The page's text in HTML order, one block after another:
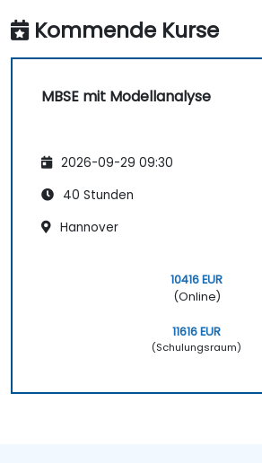
Bestandteil des effektiven MBSE-
Arbeitsprozesses.
Kommende Kurse
MBSE mit Modellanalyse
2026-09-29 09:30
40 Stunden
Hannover
10416 EUR
(Online)
11616 EUR
(Schulungsraum)